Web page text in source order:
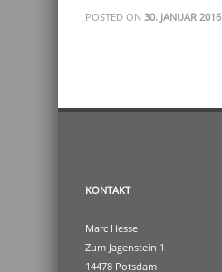
POSTED ON 30. JANUAR 2016
KONTAKT
Marc Hesse
Zum Jagenstein 1
14478 Potsdam